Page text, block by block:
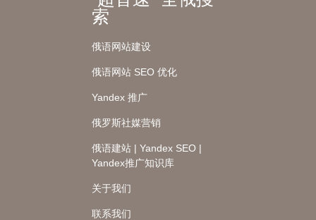
索
俄语网站建设
俄语网站 SEO 优化
Yandex 推广
俄罗斯社媒营销
俄语建站 | Yandex SEO |
Yandex推广知识库
关于我们
联系我们